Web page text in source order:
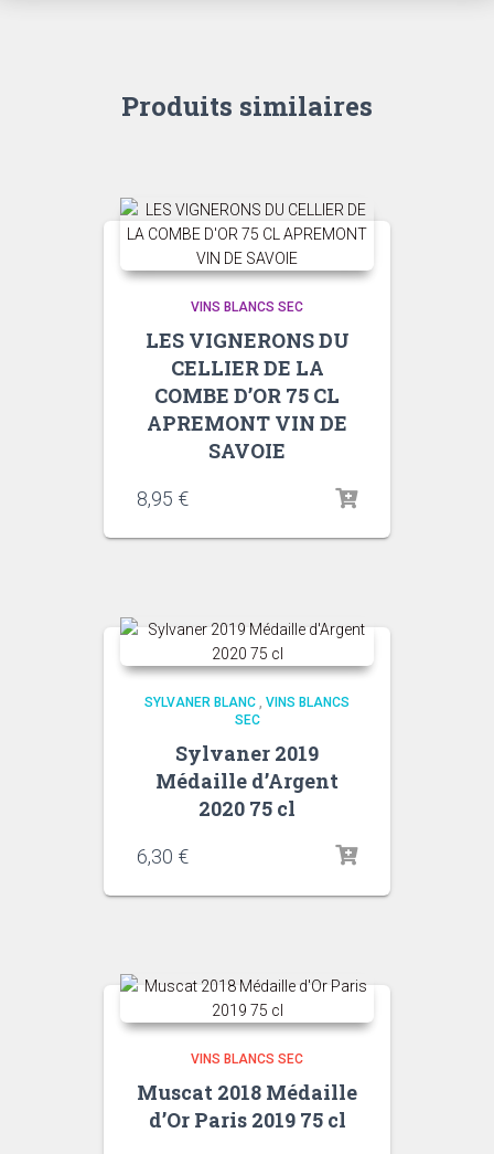
Produits similaires
VINS BLANCS SEC
LES VIGNERONS DU
CELLIER DE LA
COMBE D’OR 75 CL
APREMONT VIN DE
SAVOIE
8,95 €
SYLVANER BLANC
VINS BLANCS
SEC
Sylvaner 2019
Médaille d’Argent
2020 75 cl
6,30 €
VINS BLANCS SEC
Muscat 2018 Médaille
d’Or Paris 2019 75 cl